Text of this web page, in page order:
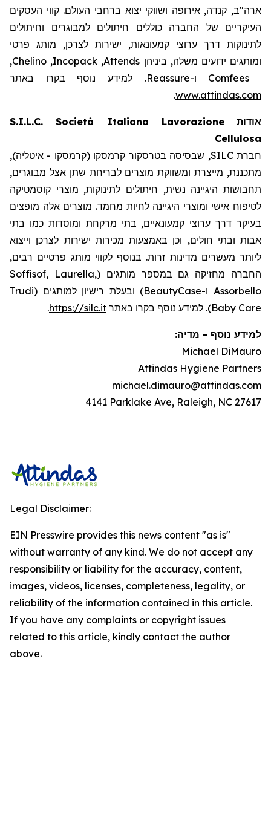
ארה"ב, קנדה, אירופה ושווקי יצוא ברחבי העולם. קווי העסקים
העיקריים של החברה כוללים חיתולים למבוגרים וחיתולים
לתינוקות דרך ערוצי קמעונאות, ישירות לצרכן, מותג פרטי
ומותגים ידועים משלה, ביניהן Attends
,
Incopack
,
Chelino
,
Comfees
ו-Reassure. למידע נוסף בקרו באתר
www.attindas.com
.
אודות
S.I.L.C. Società Italiana Lavorazione
Cellulosa
חברת SILC, שבסיסה בטרסקור קרמסקו (קרמסקו - איטליה),
מתכננת, מייצרת ומשווקת מוצרים לבריחת שתן אצל מבוגרים,
תחבושות היגיינה נשית, חיתולים לתינוקות, מוצרי קוסמטיקה
לטיפוח אישי ומוצרי היגיינה לחיות מחמד. מוצרים אלה מופצים
בעיקר דרך ערוצי קמעונאיים, בתי מרקחת ומוסדות כמו בתי
אבות ובתי חולים, וכן באמצעות מכירות ישירות לצרכן וייצוא
ליותר מעשרים מדינות זרות. בנוסף לקווי מותג פרטיים רבים,
החברה מחזיקה גם במספר מותגים (Soffisof, Laurella,
Assorbello ו-BeautyCase) ובעלת רישיון למותגים (Trudi
Baby Care). למידע נוסף בקרו באתר
https://silc.it
.
למידע נוסף - מדיה:
Michael DiMauro
Attindas Hygiene Partners
michael.dimauro@attindas.com
4141 Parklake Ave, Raleigh, NC 27617
Legal Disclaimer:
EIN Presswire provides this news content "as is"
without warranty of any kind. We do not accept any
responsibility or liability for the accuracy, content,
images, videos, licenses, completeness, legality, or
reliability of the information contained in this article.
If you have any complaints or copyright issues
related to this article, kindly contact the author
above.